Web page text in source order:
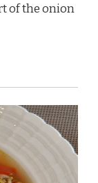
of the onion